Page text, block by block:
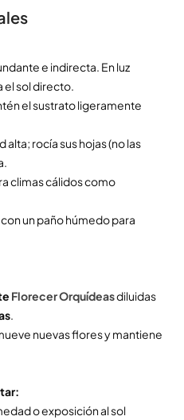
e indirecta. En luz
sol directo.
el sustrato ligeramente
alta; rocía sus hojas (no las
climas cálidos como
un paño húmedo para
Florecer Orquídeasdiluidas
nuevas flores y mantiene
o exposición al sol